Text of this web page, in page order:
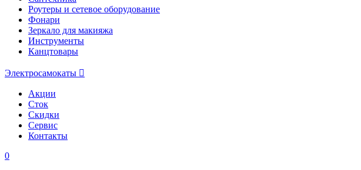
Роутеры и сетевое оборудование
Фонари
Зеркало для макияжа
Инструменты
Канцтовары
Электросамокаты
Акции
Сток
Скидки
Сервис
Контакты
0